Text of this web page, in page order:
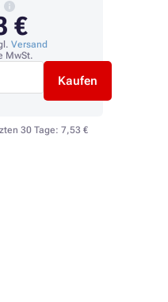
€
Versand
MwSt.
Kaufen
30 Tage: 7,53 €